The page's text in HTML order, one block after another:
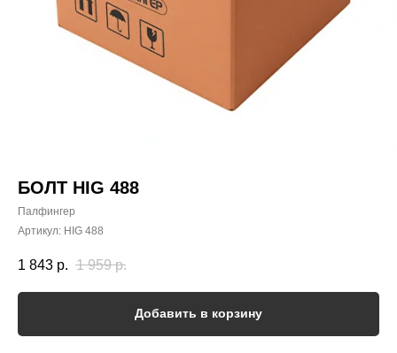
БОЛТ HIG 488
Палфингер
Артикул: HIG 488
1 843 р. 1 959 р.
Добавить в корзину